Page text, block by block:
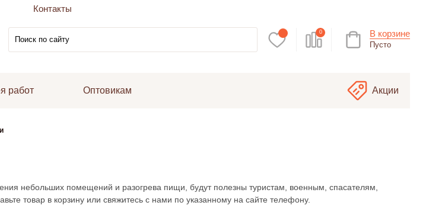
Контакты
0 В корзине
Пусто
работ Оптовикам Акции
небольших помещений и разогрева пищи, будут полезны туристам, военным, спасателям,
товар в корзину или свяжитесь с нами по указанному на сайте телефону.